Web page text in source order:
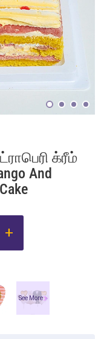
க்ரீம்
And
See More